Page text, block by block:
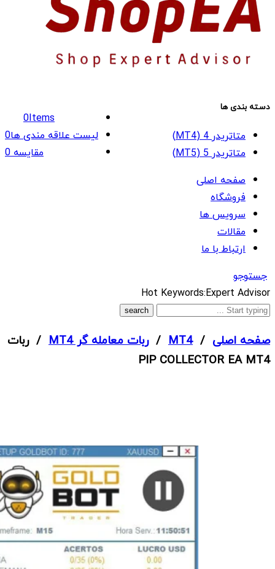
0Items
لیست علاقه مندی ها0
مقایسه0
دسته بندی ها
متاتریدر 4 (MT4)
متاتریدر 5 (MT5)
صفحه اصلی
فروشگاه
سرویس ها
مقالات
ارتباط با ما
جستوجو
What
are
looking
for?
Hot Keywords:Expert Advisor
صفحه اصلی /
MT4
/ربات معامله گر MT4
/ ربات
PIP COLLECTOR EA MT4